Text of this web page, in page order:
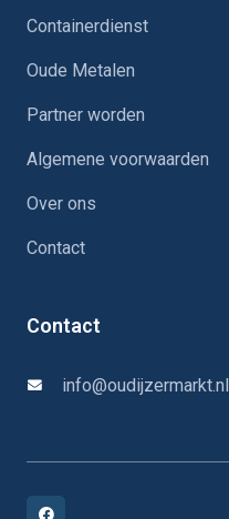
Containerdienst
Oude Metalen
Partner worden
Algemene voorwaarden
Over ons
Contact
Contact
info@oudijzermarkt.nl